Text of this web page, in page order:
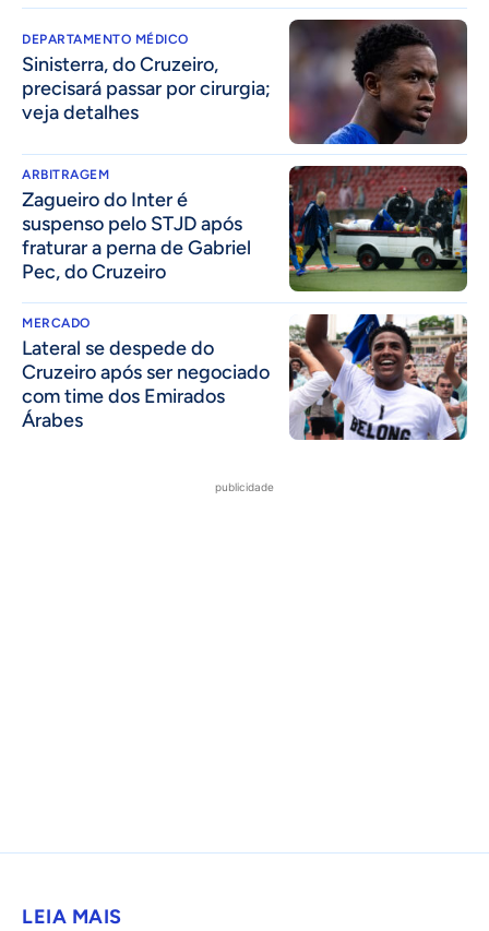
DEPARTAMENTO MÉDICO
Sinisterra, do Cruzeiro,
precisará passar por cirurgia;
veja detalhes
ARBITRAGEM
Zagueiro do Inter é
suspenso pelo STJD após
fraturar a perna de Gabriel
Pec, do Cruzeiro
MERCADO
Lateral se despede do
Cruzeiro após ser negociado
com time dos Emirados
Árabes
publicidade
LEIA MAIS